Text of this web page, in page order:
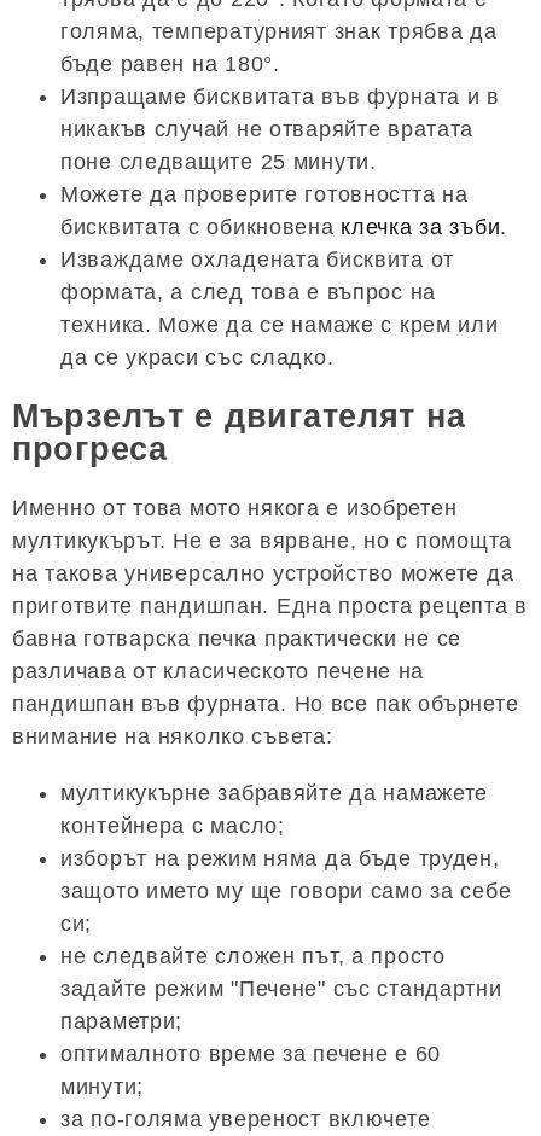
голяма, температурният знак трябва да
бъде равен на 180°.
Изпращаме бисквитата във фурната и в
никакъв случай не отваряйте вратата
поне следващите 25 минути.
Можете да проверите готовността на
бисквитата с обикновена клечка за зъби.
Изваждаме охладената бисквита от
формата, а след това е въпрос на
техника. Може да се намаже с крем или
да се украси със сладко.
Мързелът е двигателят на
прогреса
Именно от това мото някога е изобретен
мултикукърът. Не е за вярване, но с помощта
на такова универсално устройство можете да
приготвите пандишпан. Една проста рецепта в
бавна готварска печка практически не се
различава от класическото печене на
пандишпан във фурната. Но все пак обърнете
внимание на няколко съвета:
мултикукърне забравяйте да намажете
контейнера с масло;
изборът на режим няма да бъде труден,
защото името му ще говори само за себе
си;
не следвайте сложен път, а просто
задайте режим "Печене" със стандартни
параметри;
оптималното време за печене е 60
минути;
за по-голяма увереност включете